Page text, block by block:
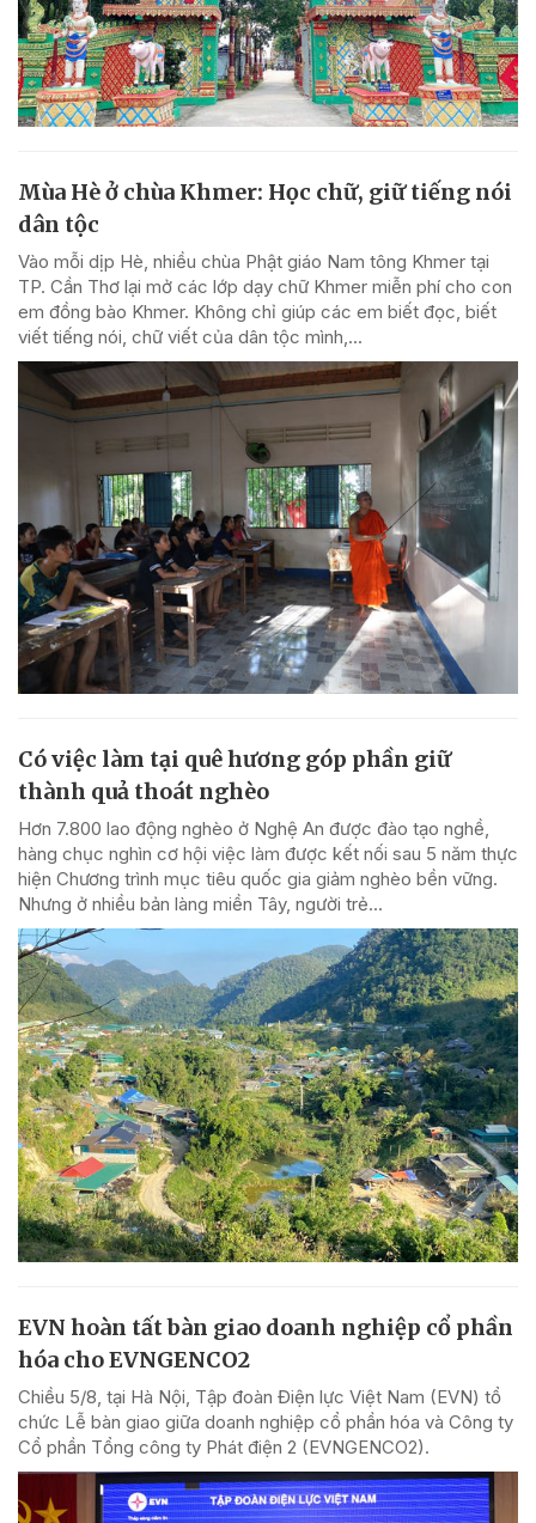
Mùa Hè ở chùa Khmer: Học chữ, giữ tiếng nói
dân tộc
Vào mỗi dịp Hè, nhiều chùa Phật giáo Nam tông Khmer tại
TP. Cần Thơ lại mở các lớp dạy chữ Khmer miễn phí cho con
em đồng bào Khmer. Không chỉ giúp các em biết đọc, biết
viết tiếng nói, chữ viết của dân tộc mình,...
Có việc làm tại quê hương góp phần giữ
thành quả thoát nghèo
Hơn 7.800 lao động nghèo ở Nghệ An được đào tạo nghề,
hàng chục nghìn cơ hội việc làm được kết nối sau 5 năm thực
hiện Chương trình mục tiêu quốc gia giảm nghèo bền vững.
Nhưng ở nhiều bản làng miền Tây, người trẻ...
EVN hoàn tất bàn giao doanh nghiệp cổ phần
hóa cho EVNGENCO2
Chiều 5/8, tại Hà Nội, Tập đoàn Điện lực Việt Nam (EVN) tổ
chức Lễ bàn giao giữa doanh nghiệp cổ phần hóa và Công ty
Cổ phần Tổng công ty Phát điện 2 (EVNGENCO2).